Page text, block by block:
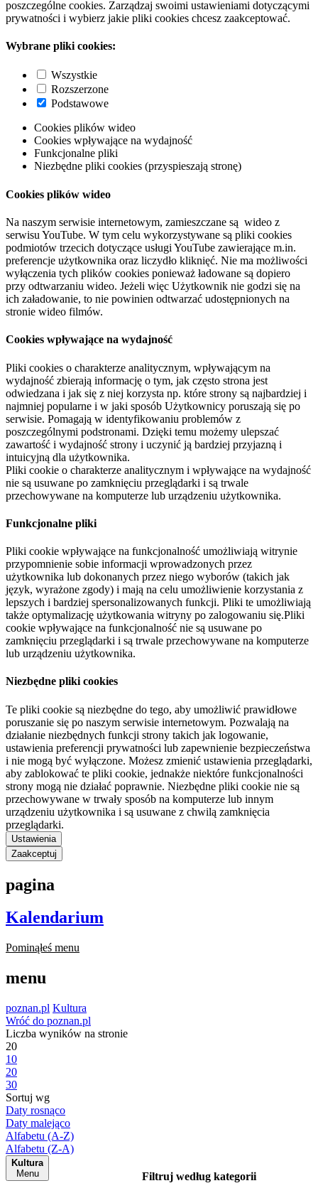
poszczególne cookies. Zarządzaj swoimi ustawieniami dotyczącymi
prywatności i wybierz jakie pliki cookies chcesz zaakceptować.
Wybrane pliki cookies:
Wszystkie
Rozszerzone
Podstawowe
Cookies plików wideo
Cookies wpływające na wydajność
Funkcjonalne pliki
Niezbędne pliki cookies (przyspieszają stronę)
Cookies plików wideo
Na naszym serwisie internetowym, zamieszczane są wideo z
serwisu YouTube. W tym celu wykorzystywane są pliki cookies
podmiotów trzecich dotyczące usługi YouTube zawierające m.in.
preferencje użytkownika oraz liczydło kliknięć. Nie ma możliwości
wyłączenia tych plików cookies ponieważ ładowane są dopiero
przy odtwarzaniu wideo. Jeżeli więc Użytkownik nie godzi się na
ich załadowanie, to nie powinien odtwarzać udostępnionych na
stronie wideo filmów.
Cookies wpływające na wydajność
Pliki cookies o charakterze analitycznym, wpływającym na
wydajność zbierają informację o tym, jak często strona jest
odwiedzana i jak się z niej korzysta np. które strony są najbardziej i
najmniej popularne i w jaki sposób Użytkownicy poruszają się po
serwisie. Pomagają w identyfikowaniu problemów z
poszczególnymi podstronami. Dzięki temu możemy ulepszać
zawartość i wydajność strony i uczynić ją bardziej przyjazną i
intuicyjną dla użytkownika.
Pliki cookie o charakterze analitycznym i wpływające na wydajność
nie są usuwane po zamknięciu przeglądarki i są trwale
przechowywane na komputerze lub urządzeniu użytkownika.
Funkcjonalne pliki
Pliki cookie wpływające na funkcjonalność umożliwiają witrynie
przypomnienie sobie informacji wprowadzonych przez
użytkownika lub dokonanych przez niego wyborów (takich jak
język, wyrażone zgody) i mają na celu umożliwienie korzystania z
lepszych i bardziej spersonalizowanych funkcji. Pliki te umożliwiają
także optymalizację użytkowania witryny po zalogowaniu się.Pliki
cookie wpływające na funkcjonalność nie są usuwane po
zamknięciu przeglądarki i są trwale przechowywane na komputerze
lub urządzeniu użytkownika.
Niezbędne pliki cookies
Te pliki cookie są niezbędne do tego, aby umożliwić prawidłowe
poruszanie się po naszym serwisie internetowym. Pozwalają na
działanie niezbędnych funkcji strony takich jak logowanie,
ustawienia preferencji prywatności lub zapewnienie bezpieczeństwa
i nie mogą być wyłączone. Możesz zmienić ustawienia przeglądarki,
aby zablokować te pliki cookie, jednakże niektóre funkcjonalności
strony mogą nie działać poprawnie. Niezbędne pliki cookie nie są
przechowywane w trwały sposób na komputerze lub innym
urządzeniu użytkownika i są usuwane z chwilą zamknięcia
przeglądarki.
Ustawienia
Zaakceptuj
pagina
Kalendarium
Pominąłeś menu
menu
poznan.pl Kultura
Wróć do poznan.pl
Liczba wyników na stronie
20
10
20
30
Sortuj wg
Daty rosnąco
Daty malejąco
Alfabetu (A-Z)
Alfabetu (Z-A)
Kultura
Menu
Filtruj według kategorii